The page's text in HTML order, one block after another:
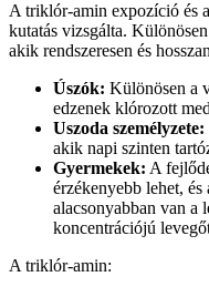
A triklór-amin expozíció és
kutatás vizsgálta.
akik rendszeresen és
Úszók: Különösen a
edzenek klórozott
Uszoda személyzete:
akik napi szinten
Gyermekek: A
érzékenyebb lehet,
alacsonyabban van a
koncentrációjú
A triklór-amin: